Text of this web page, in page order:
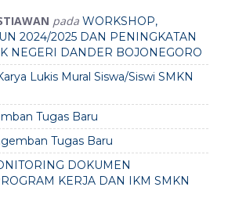
pada WORKSHOP,
2024/2025 DAN PENINGKATAN
NEGERI DANDER BOJONEGORO
Lukis Mural Siswa/Siswi SMKN
Tugas Baru
Tugas Baru
DOKUMEN
KERJA DAN IKM SMKN